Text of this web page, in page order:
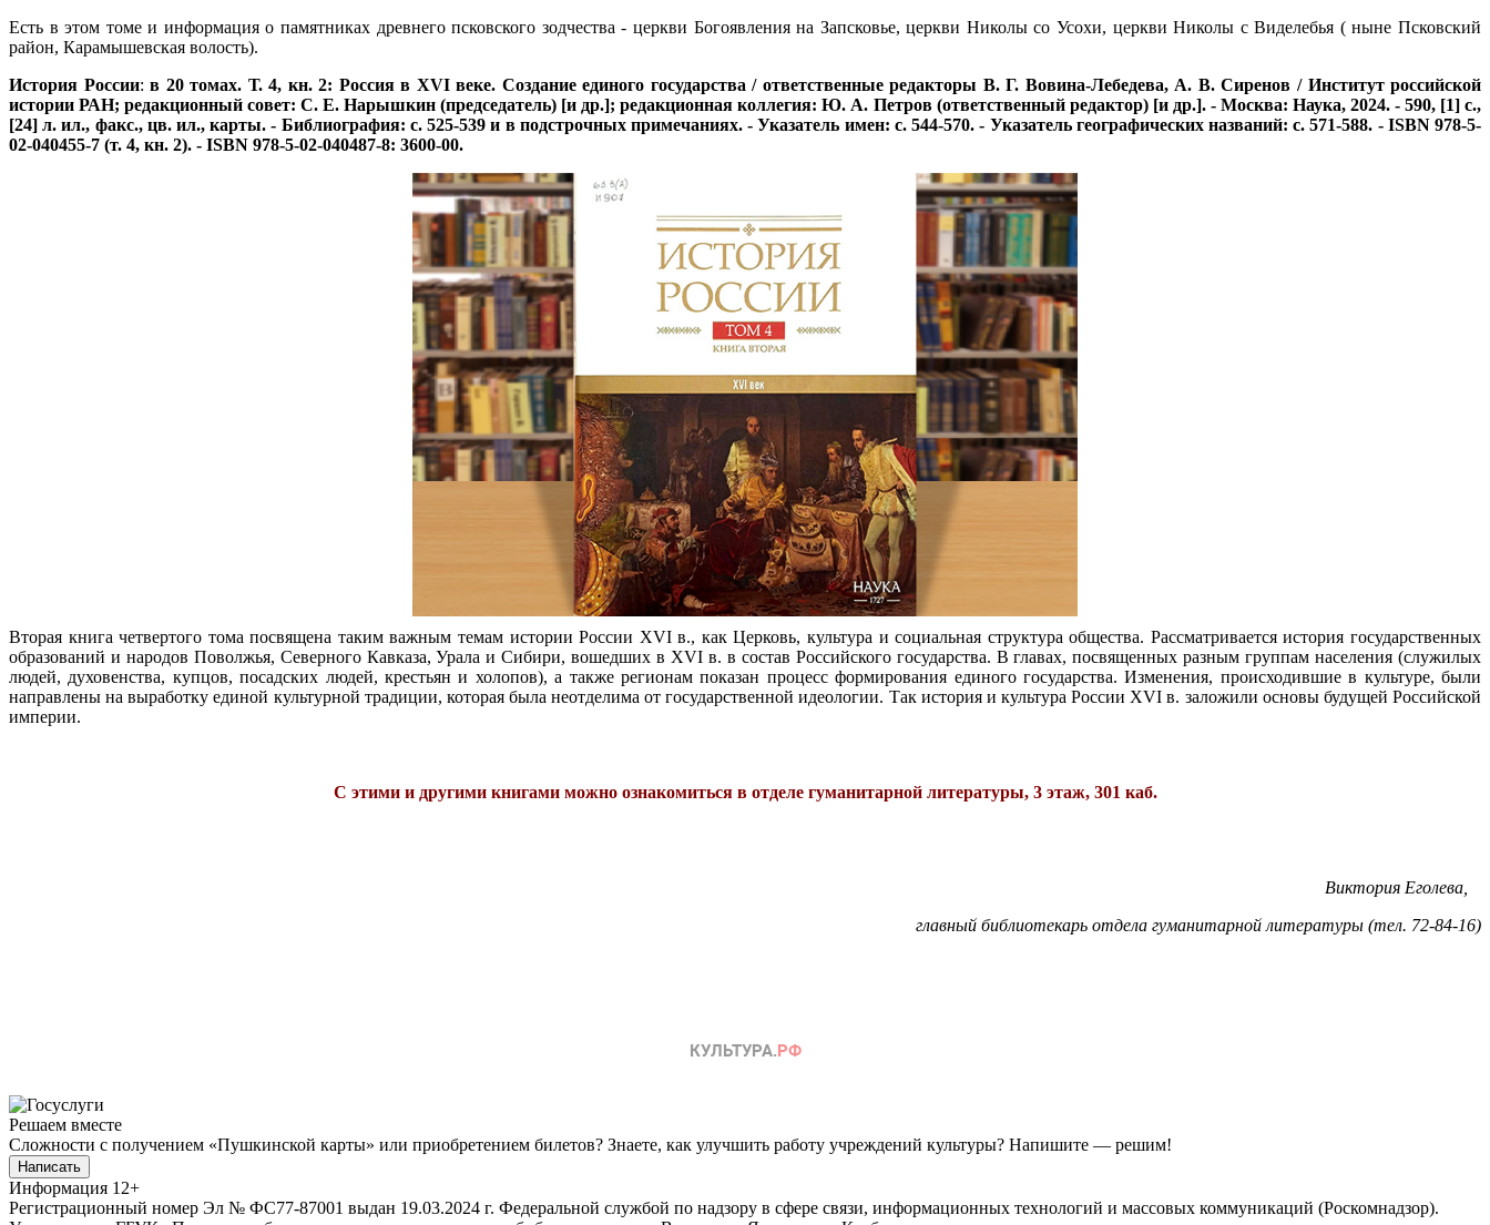
Есть в этом томе и информация о памятниках древнего псковского зодчества - церкви Богоявления на Запсковье, церкви Николы со Усохи, церкви Николы с Виделебья ( ныне Псковский
район, Карамышевская волость).
История России:в 20 томах. Т. 4, кн. 2: Россия в XVI веке. Создание единого государства / ответственные редакторы В. Г. Вовина-Лебедева, А. В. Сиренов / Институт российской
истории РАН; редакционный совет: С. Е. Нарышкин (председатель) [и др.]; редакционная коллегия: Ю. А. Петров (ответственный редактор) [и др.]. - Москва: Наука, 2024. - 590, [1] с.,
[24] л. ил., факс., цв. ил., карты. - Библиография: с. 525-539 и в подстрочных примечаниях. - Указатель имен: с. 544-570. - Указатель географических названий: с. 571-588. - ISBN 978-5-
02-040455-7 (т. 4, кн. 2). - ISBN 978-5-02-040487-8: 3600-00.
Вторая книга четвертого тома посвящена таким важным темам истории России XVI в., как Церковь, культура и социальная структура общества. Рассматривается история государственных
образований и народов Поволжья, Северного Кавказа, Урала и Сибири, вошедших в XVI в. в состав Российского государства. В главах, посвященных разным группам населения (служилых
людей, духовенства, купцов, посадских людей, крестьян и холопов), а также регионам показан процесс формирования единого государства. Изменения, происходившие в культуре, были
направлены на выработку единой культурной традиции, которая была неотделима от государственной идеологии. Так история и культура России XVI в. заложили основы будущей Российской
империи.
С этими и другими книгами можно ознакомиться в отделе гуманитарной литературы, 3 этаж, 301 каб.
Виктория Еголева,
главный библиотекарь отдела гуманитарной литературы (тел. 72-84-16)
Решаем вместе
Сложности с получением «Пушкинской карты» или приобретением билетов? Знаете, как улучшить работу учреждений культуры? Напишите — решим!
Написать
Информация 12+
Регистрационный номер Эл № ФС77-87001 выдан 19.03.2024 г. Федеральной службой по надзору в сфере связи, информационных технологий и массовых коммуникаций (Роскомнадзор).